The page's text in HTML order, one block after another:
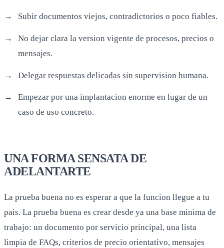
Subir documentos viejos, contradictorios o poco fiables.
No dejar clara la version vigente de procesos, precios o
mensajes.
Delegar respuestas delicadas sin supervision humana.
Empezar por una implantacion enorme en lugar de un
caso de uso concreto.
UNA FORMA SENSATA DE
ADELANTARTE
La prueba buena no es esperar a que la funcion llegue a tu
pais. La prueba buena es crear desde ya una base minima de
trabajo: un documento por servicio principal, una lista
limpia de FAQs, criterios de precio orientativo, mensajes